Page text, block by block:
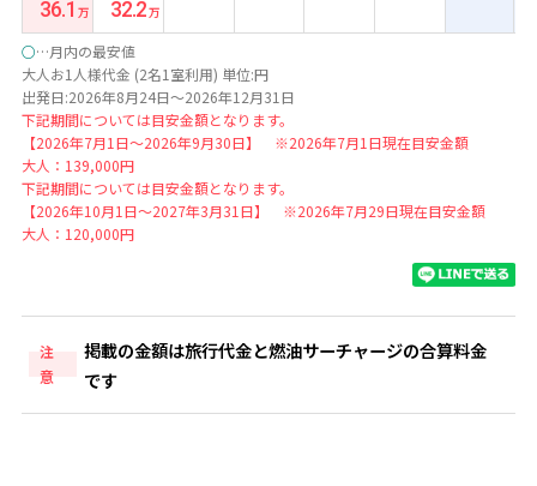
36.1 32.2
○…月内の最安値
大人お1人様代金 (2名1室利用) 単位:円
出発日:2026年8月24日～2026年12月31日
下記期間については目安金額となります。
【2026年7月1日～2026年9月30日】 ※2026年7月1日現在目安金額
大人：139,000円
下記期間については目安金額となります。
【2026年10月1日～2027年3月31日】 ※2026年7月29日現在目安金額
大人：120,000円
注
意
掲載の金額は旅行代金と燃油サーチャージの合算料金
です